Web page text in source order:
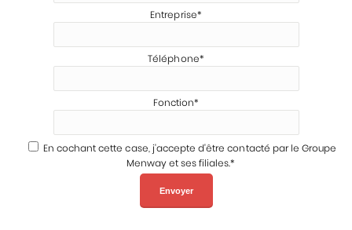
Entreprise*
Téléphone*
Fonction*
En cochant cette case, j'accepte d'être contacté par le Groupe
Menway et ses filiales.*